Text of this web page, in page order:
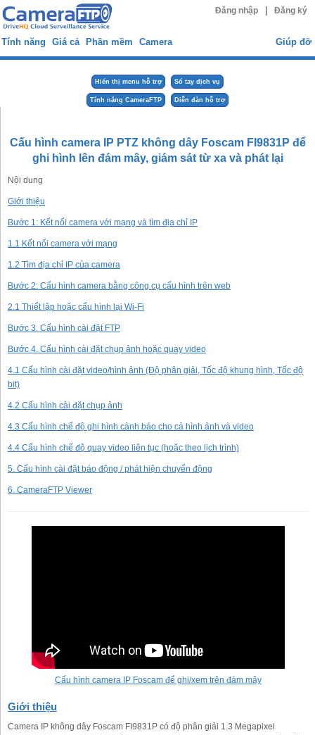
Đăng nhập Đăng ký
Tính năng Giá cả Phần mềm Camera Giúp đỡ
Hiển thị menu hỗ trợ Sổ tay dịch vụ
Tính năng CameraFTP Diễn đàn hỗ trợ
Cấu hình camera IP PTZ không dây Foscam FI9831P để
ghi hình lên đám mây, giám sát từ xa và phát lại
Nội dung
Giới thiệu
Bước 1: Kết nối camera với mạng và tìm địa chỉ IP
1.1 Kết nối camera với mạng
1.2 Tìm địa chỉ IP của camera
Bước 2: Cấu hình camera bằng công cụ cấu hình trên web
2.1 Thiết lập hoặc cấu hình lại Wi-Fi
Bước 3. Cấu hình cài đặt FTP
Bước 4. Cấu hình cài đặt chụp ảnh hoặc quay video
4.1 Cấu hình cài đặt video/hình ảnh (Độ phân giải, Tốc độ khung hình, Tốc độ
bit)
4.2 Cấu hình cài đặt chụp ảnh
4.3 Cấu hình chế độ ghi hình cảnh báo cho cả hình ảnh và video
4.4 Cấu hình chế độ quay video liên tục (hoặc theo lịch trình)
5. Cấu hình cài đặt báo động / phát hiện chuyển động
6. CameraFTP Viewer
Cấu hình camera IP Foscam để ghi/xem trên đám mây
Giới thiệu
Camera IP không dây Foscam FI9831P có độ phân giải 1.3 Megapixel